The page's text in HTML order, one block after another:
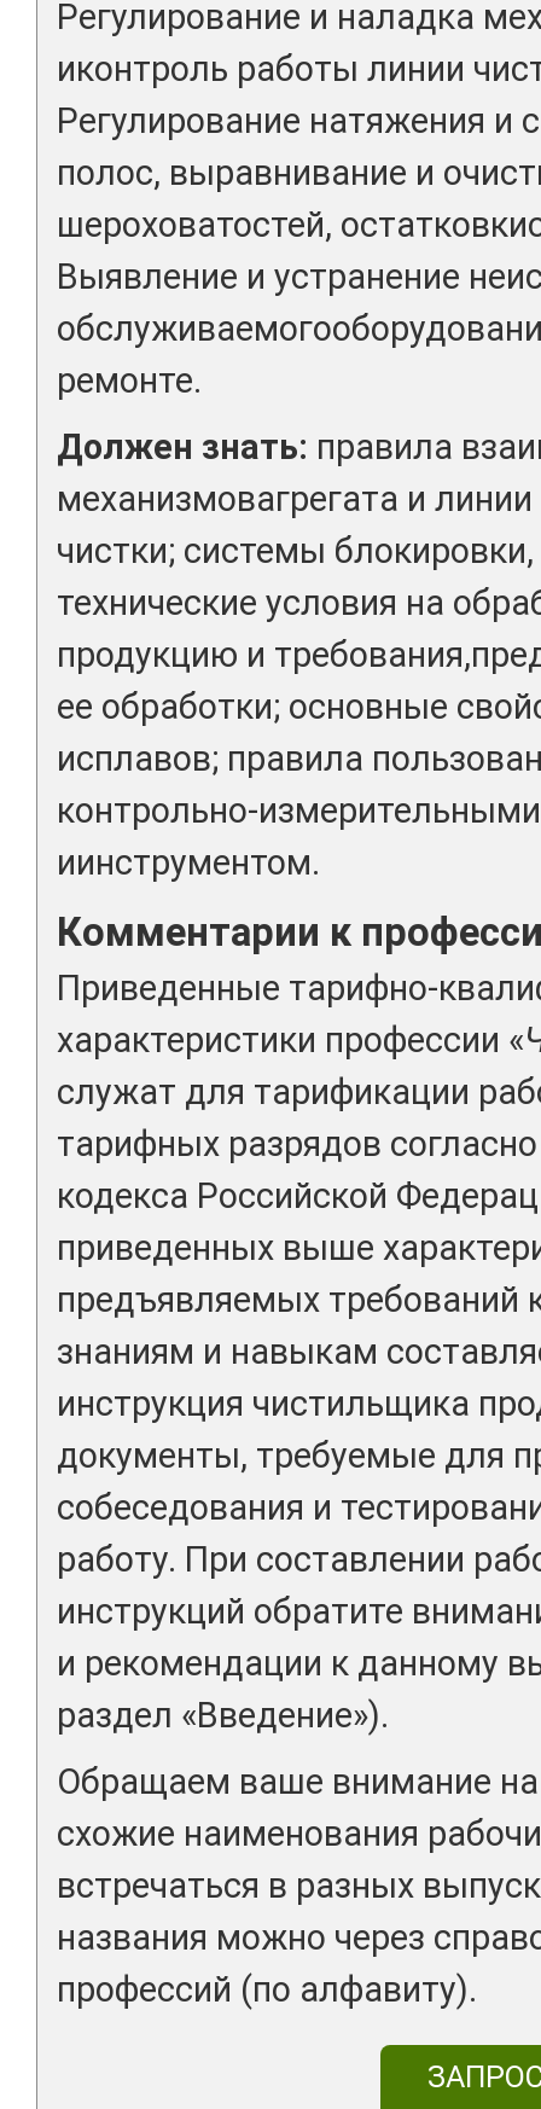
Регулирование и наладка
иконтроль работы линии
Регулирование натяжения и
полос, выравнивание и
шероховатостей,
Выявление и устранение
ремонте.
Должен знать: правила
механизмовагрегата и
чистки; системы
технические условия на
продукцию и
ее обработки; основные
исплавов; правила
контрольно-
иинструментом.
Комментарии к
Приведенные тарифно-
характеристики профессии «
служат для тарификации
тарифных разрядов
кодекса Российской
приведенных выше
предъявляемых требований
знаниям и навыкам
инструкция чистильщика
документы, требуемые для
собеседования и
работу. При составлении
инструкций обратите
и рекомендации к данному
раздел «Введение»).
Обращаем ваше внимание на
схожие наименования
встречаться в разных
названия можно через
профессий (по алфавиту).